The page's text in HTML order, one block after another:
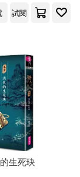
試閱
生死玦